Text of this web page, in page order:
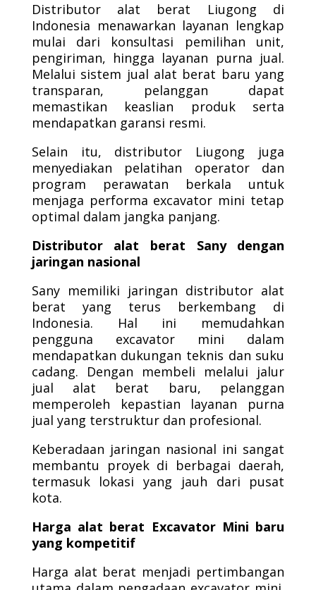
Distributor alat berat Liugong di
Indonesia menawarkan layanan lengkap
mulai dari konsultasi pemilihan unit,
pengiriman, hingga layanan purna jual.
Melalui sistem jual alat berat baru yang
transparan, pelanggan dapat
memastikan keaslian produk serta
mendapatkan garansi resmi.
Selain itu, distributor Liugong juga
menyediakan pelatihan operator dan
program perawatan berkala untuk
menjaga performa excavator mini tetap
optimal dalam jangka panjang.
Distributor alat berat Sany dengan
jaringan nasional
Sany memiliki jaringan distributor alat
berat yang terus berkembang di
Indonesia. Hal ini memudahkan
pengguna excavator mini dalam
mendapatkan dukungan teknis dan suku
cadang. Dengan membeli melalui jalur
jual alat berat baru, pelanggan
memperoleh kepastian layanan purna
jual yang terstruktur dan profesional.
Keberadaan jaringan nasional ini sangat
membantu proyek di berbagai daerah,
termasuk lokasi yang jauh dari pusat
kota.
Harga alat berat Excavator Mini baru
yang kompetitif
Harga alat berat menjadi pertimbangan